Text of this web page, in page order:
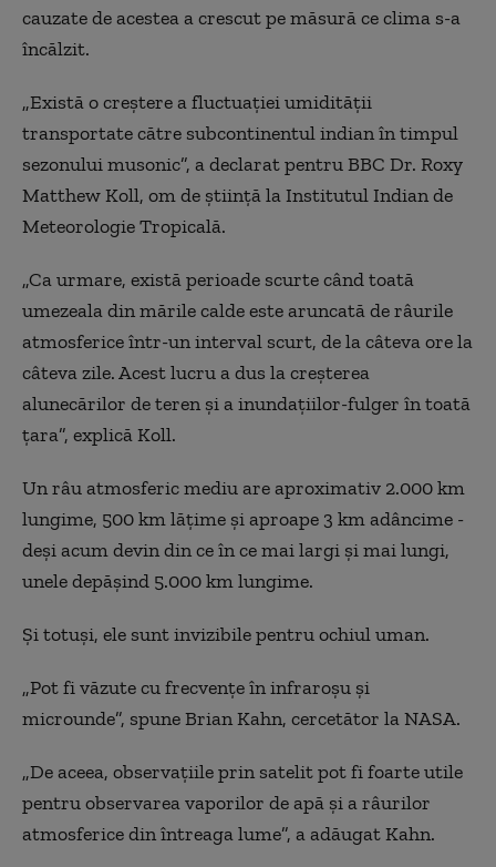
cauzate de acestea a crescut pe măsură ce clima s-a
încălzit.
„Există o creștere a fluctuației umidității
transportate către subcontinentul indian în timpul
sezonului musonic”, a declarat pentru BBC Dr. Roxy
Matthew Koll, om de știință la Institutul Indian de
Meteorologie Tropicală.
„Ca urmare, există perioade scurte când toată
umezeala din mările calde este aruncată de râurile
atmosferice într-un interval scurt, de la câteva ore la
câteva zile. Acest lucru a dus la creșterea
alunecărilor de teren și a inundațiilor-fulger în toată
țara”, explică Koll.
Un râu atmosferic mediu are aproximativ 2.000 km
lungime, 500 km lățime și aproape 3 km adâncime -
deși acum devin din ce în ce mai largi și mai lungi,
unele depășind 5.000 km lungime.
Și totuși, ele sunt invizibile pentru ochiul uman.
„Pot fi văzute cu frecvențe în infraroșu și
microunde”, spune Brian Kahn, cercetător la NASA.
„De aceea, observațiile prin satelit pot fi foarte utile
pentru observarea vaporilor de apă și a râurilor
atmosferice din întreaga lume”, a adăugat Kahn.